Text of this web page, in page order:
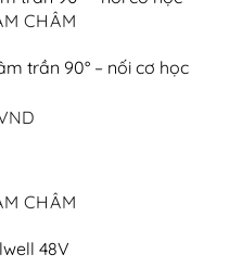
CHÂM
trần 90° – nối cơ học
CHÂM
48V